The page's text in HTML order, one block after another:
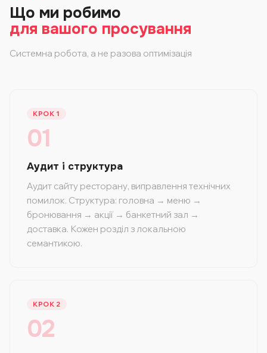
Що ми робимо
для вашого просування
Системна робота, а не разова оптимізація
КРОК 1
01
Аудит і структура
Аудит сайту ресторану, виправлення технічних
помилок. Структура: головна → меню →
бронювання → акції → банкетний зал →
доставка. Кожен розділ з локальною
семантикою.
КРОК 2
02